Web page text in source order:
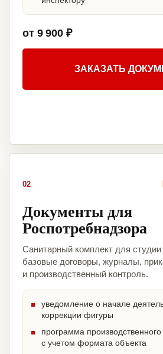
от 9 900 ₽
ЗАКАЗАТЬ
02
Документы для
Роспотребнадзора
Санитарный комплект для
базовые договоры, журналы,
и производственный контроль.
уведомление о начале
коррекции фигуры
программа производственного
с учетом формата объекта